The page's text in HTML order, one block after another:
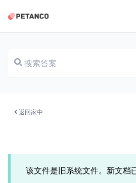
文档
返回家中
该文件是旧系统文件。新文档